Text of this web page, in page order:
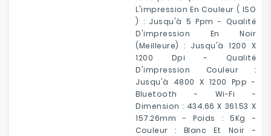
L'impression En Couleur ( ISO
) : Jusqu'à 5 Ppm - Qualité
D'impression En Noir
(meilleure) : Jusqu'à 1200 X
1200 Dpi - Qualité
D'impression Couleur :
Jusqu'à 4800 X 1200 Ppp -
Bluetooth - Wi-Fi -
Dimension : 434.66 X 361.53 X
157.26mm - Poids : 5Kg -
Couleur : Blanc Et Noir -